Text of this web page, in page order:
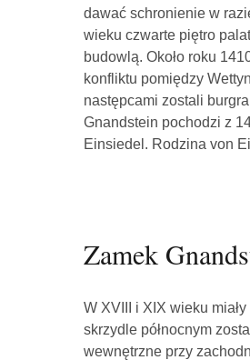
dawać schronienie w
wieku czwarte piętro
budowlą. Około roku
konfliktu pomiędzy
następcami zostali
Gnandstein pochodzi z
Einsiedel. Rodzina von
Zamek
W XVIII i XIX wieku
skrzydle północnym
wewnętrzne przy